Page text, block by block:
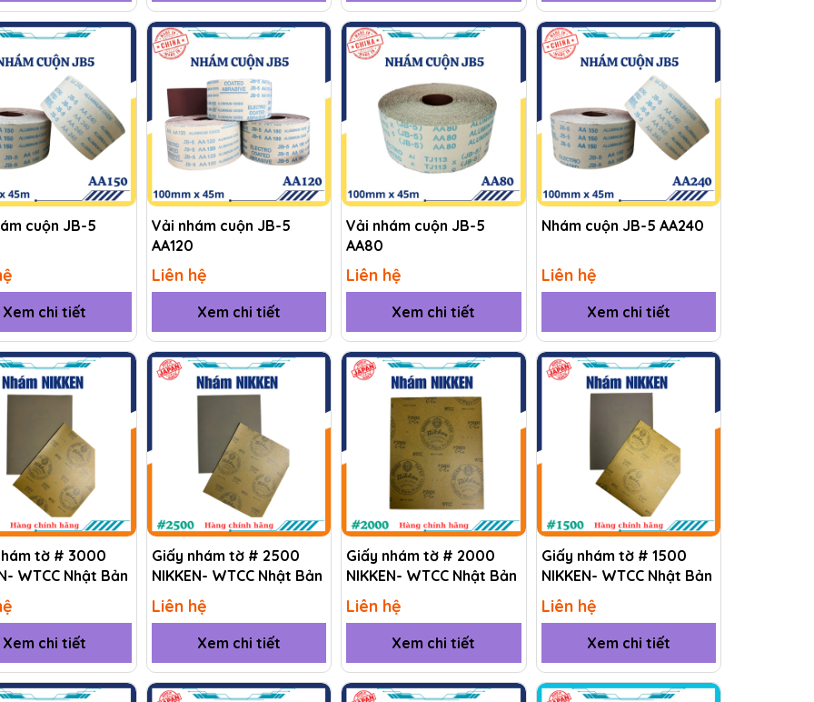
cuộn JB-5
Xem chi tiết
Vải nhám cuộn JB-5
AA120
Liên hệ
Xem chi tiết
Vải nhám cuộn JB-5
AA80
Liên hệ
Xem chi tiết
Nhám cuộn JB-5 AA240
Liên hệ
Xem chi tiết
tờ # 3000
WTCC Nhật Bản
Xem chi tiết
Giấy nhám tờ # 2500
NIKKEN- WTCC Nhật Bản
Liên hệ
Xem chi tiết
Giấy nhám tờ # 2000
NIKKEN- WTCC Nhật Bản
Liên hệ
Xem chi tiết
Giấy nhám tờ # 1500
NIKKEN- WTCC Nhật Bản
Liên hệ
Xem chi tiết